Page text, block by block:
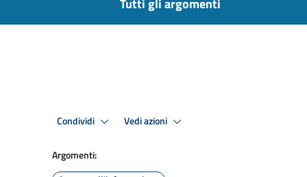
Tutti gli argomenti
Condividi Vedi azioni
Argomenti: